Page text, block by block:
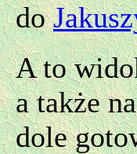
do
A to
a także
dole